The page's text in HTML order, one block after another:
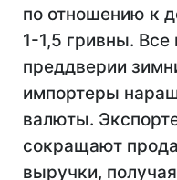
по отношению к
1-1,5 гривны. Все
преддверии
импортеры
валюты.
сокращают
выручки,